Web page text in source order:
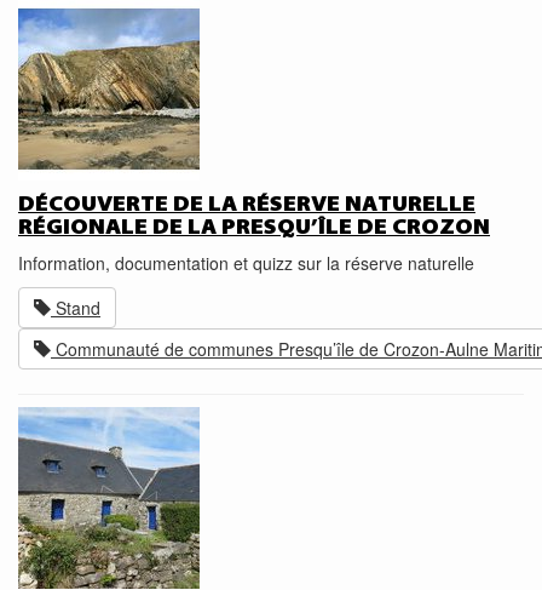
DÉCOUVERTE DE LA RÉSERVE NATURELLE
RÉGIONALE DE LA PRESQU’ÎLE DE CROZON
Information, documentation et quizz sur la réserve naturelle
Stand
Communauté de communes Presqu’île de Crozon-Aulne